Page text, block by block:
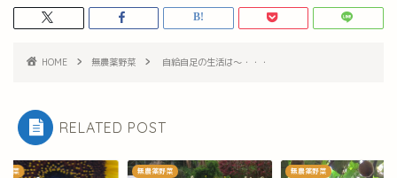
HOME 無農薬野菜 自給自足の生活は～・・・
RELATED POST
野菜 無農薬野菜 無農薬野菜